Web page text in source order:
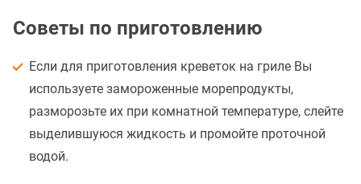
Советы по приготовлению
Если для приготовления креветок на гриле Вы
используете замороженные морепродукты,
разморозьте их при комнатной температуре, слейте
выделившуюся жидкость и промойте проточной
водой.